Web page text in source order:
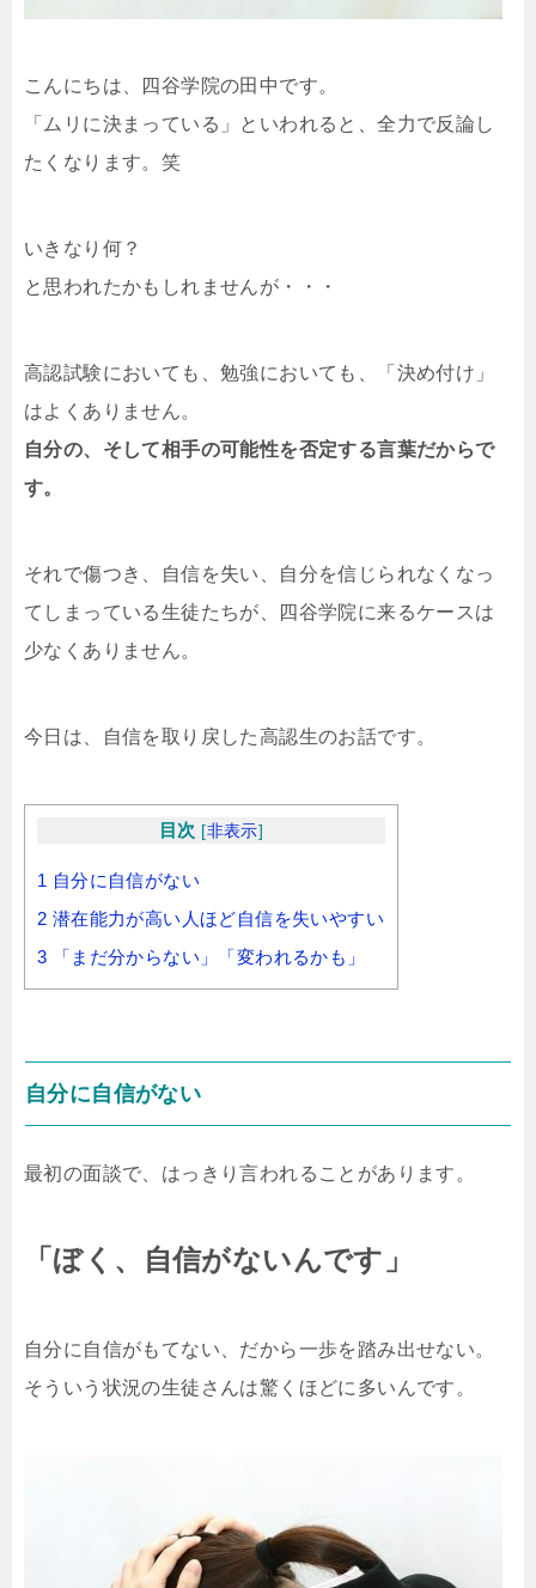
こんにちは、四谷学院の田中です。
「ムリに決まっている」といわれると、全力で反論し
たくなります。笑
いきなり何？
と思われたかもしれませんが・・・
高認試験においても、勉強においても、「決め付け」
はよくありません。
自分の、そして相手の可能性を否定する言葉だからで
す。
それで傷つき、自信を失い、自分を信じられなくなっ
てしまっている生徒たちが、四谷学院に来るケースは
少なくありません。
今日は、自信を取り戻した高認生のお話です。
目次 [非表示]
1 自分に自信がない
2 潜在能力が高い人ほど自信を失いやすい
3 「まだ分からない」「変われるかも」
自分に自信がない
最初の面談で、はっきり言われることがあります。
「ぼく、自信がないんです」
自分に自信がもてない、だから一歩を踏み出せない。
そういう状況の生徒さんは驚くほどに多いんです。